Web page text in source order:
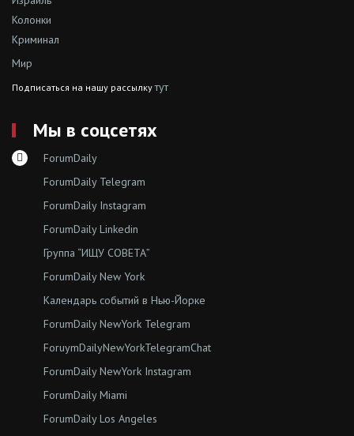
Колонки
Криминал
Мир
Подписаться на нашу рассылкутут
Мы в соцсетях
ForumDaily
ForumDaily Telegram
ForumDaily Instagram
ForumDaily Linkedin
Группа “ИЩУ СОВЕТА”
ForumDaily New York
Календарь событий в Нью-Йорке
ForumDaily NewYork Telegram
ForuymDailyNewYorkTelegramChat
ForumDaily NewYork Instagram
ForumDaily Miami
ForumDaily Los Angeles